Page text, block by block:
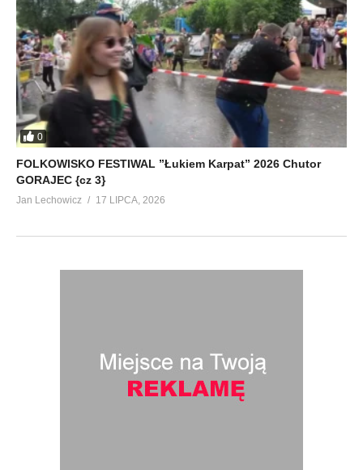
0
FOLKOWISKO FESTIWAL ”Łukiem Karpat” 2026 Chutor
GORAJEC {cz 3}
Jan Lechowicz 17 LIPCA, 2026